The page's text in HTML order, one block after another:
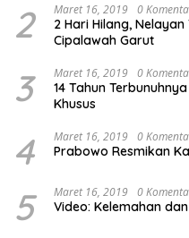
2 Maret 16, 2019 0
2 Hari Hilang,
Cipalawah Garut
3 Maret 16, 2019 0
14 Tahun
Khusus
4 Maret 16, 2019 0
Prabowo Resmikan
5 Maret 16, 2019 0
Video: Kelemahan